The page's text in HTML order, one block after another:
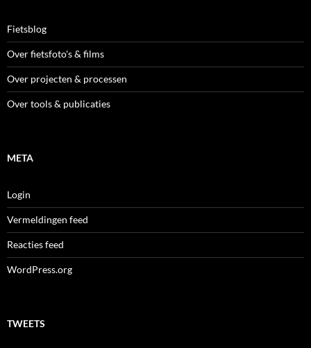
Fietsblog
Over fietsfoto's & films
Over projecten & processen
Over tools & publicaties
META
Login
Vermeldingen feed
Reacties feed
WordPress.org
TWEETS